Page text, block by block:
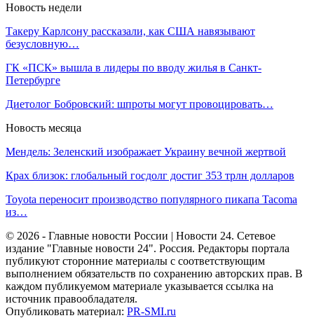
Новость недели
Такеру Карлсону рассказали, как США навязывают
безусловную…
ГК «ПСК» вышла в лидеры по вводу жилья в Санкт-
Петербурге
Диетолог Бобровский: шпроты могут провоцировать…
Новость месяца
Мендель: Зеленский изображает Украину вечной жертвой
Крах близок: глобальный госдолг достиг 353 трлн долларов
Toyota переносит производство популярного пикапа Tacoma
из…
© 2026 - Главные новости России | Новости 24. Сетевое
издание "Главные новости 24". Россия. Редакторы портала
публикуют сторонние материалы с соответствующим
выполнением обязательств по сохранению авторских прав. В
каждом публикуемом материале указывается ссылка на
источник правообладателя.
Опубликовать материал: PR-SMI.ru